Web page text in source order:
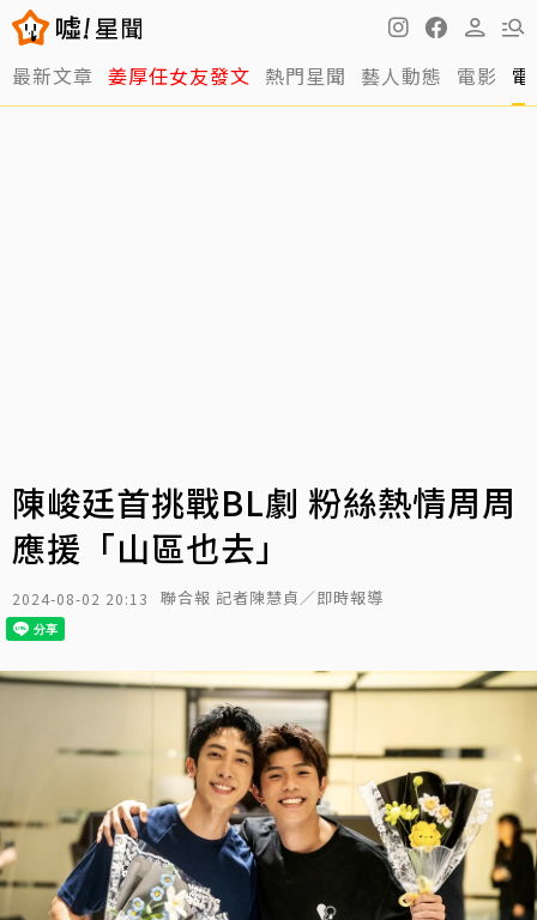
最新文章 姜厚任女友發文 熱門星聞 藝人動態 電影
陳峻廷首挑戰BL劇 粉絲熱情周周
應援「山區也去」
2024-08-02 20:13 聯合報 記者陳慧貞／即時報導